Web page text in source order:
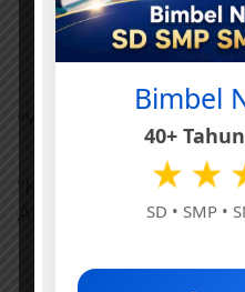
“Ya Allah juga!”
“Kalau begitu
Allah!”
Bimbel
40+
SD • SMP •